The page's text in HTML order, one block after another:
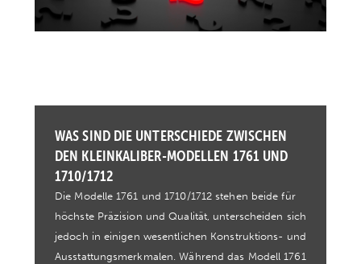
WAS SIND DIE UNTERSCHIEDE ZWISCHEN
DEN KLEINKALIBER-MODELLEN 1761 UND
1710/1712
Die Modelle 1761 und 1710/1712 stehen beide für
höchste Präzision und Qualität, unterscheiden sich
jedoch in einigen wesentlichen Konstruktions- und
Ausstattungsmerkmalen. Während das Modell 1761